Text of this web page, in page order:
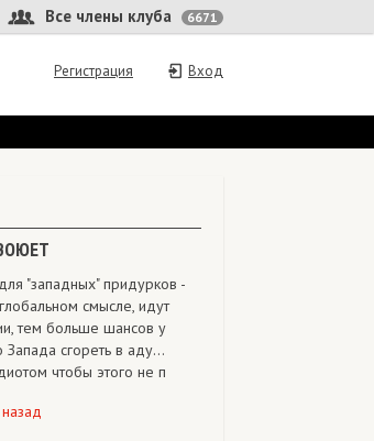
Все члены клуба 6671
Вход
Регистрация
"западных" придурков -
смысле, идут
тем больше шансов у
Запада сгореть в аду...
чтобы этого не п